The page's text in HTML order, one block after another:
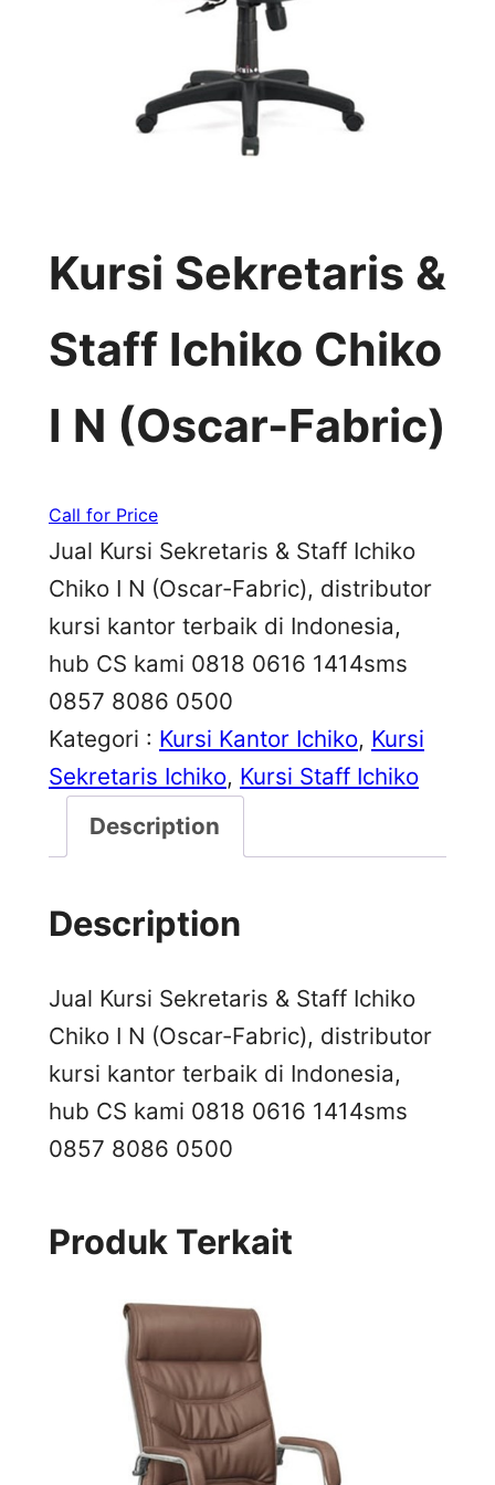
Kursi Sekretaris &
Staff Ichiko Chiko
I N (Oscar-Fabric)
Call for Price
Jual Kursi Sekretaris & Staff Ichiko
Chiko I N (Oscar-Fabric), distributor
kursi kantor terbaik di Indonesia,
hub CS kami 0818 0616 1414sms
0857 8086 0500
Kategori : Kursi Kantor Ichiko, Kursi
Sekretaris Ichiko, Kursi Staff Ichiko
Description
Description
Jual Kursi Sekretaris & Staff Ichiko
Chiko I N (Oscar-Fabric), distributor
kursi kantor terbaik di Indonesia,
hub CS kami 0818 0616 1414sms
0857 8086 0500
Produk Terkait